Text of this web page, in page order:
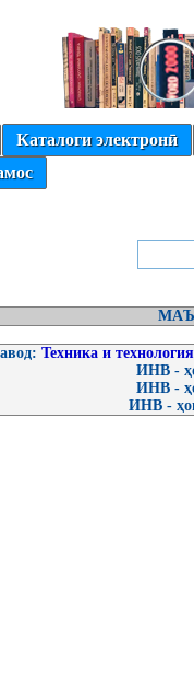
Каталоги электронӣ
Техника и
ИНВ -
ИНВ -
ИНВ -